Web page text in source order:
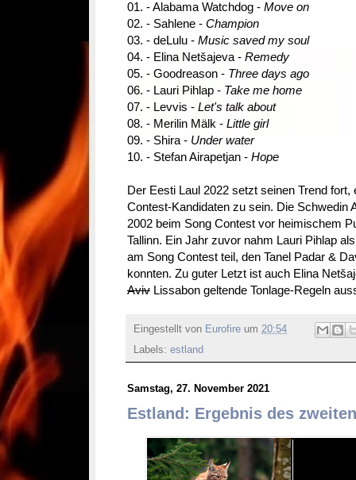
01. - Alabama Watchdog - Move on
02. - Sahlene - Champion
03. - deLulu - Music saved my soul
04. - Elina Netšajeva - Remedy
05. - Goodreason - Three days ago
06. - Lauri Pihlap - Take me home
07. - Levvis - Let's talk about
08. - Merilin Mälk - Little girl
09. - Shira - Under water
10. - Stefan Airapetjan - Hope
Der Eesti Laul 2022 setzt seinen Trend
Contest-Kandidaten zu sein. Die Schwedin
2002 beim Song Contest vor heimischem
Tallinn. Ein Jahr zuvor nahm Lauri Pihlap
am Song Contest teil, den Tanel Padar &
konnten. Zu guter Letzt ist auch Elina
Aviv Lissabon geltende Tonlage-Regeln
Eingestellt von Eurofire um 20:54
Labels: estland
Samstag, 27. November 2021
Estland: Ergebnis des